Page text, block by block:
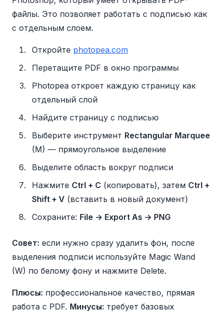
файлы. Это позволяет работать с подписью как
с отдельным слоем.
Откройте photopea.com
Перетащите PDF в окно программы
Photopea откроет каждую страницу как
отдельный слой
Найдите страницу с подписью
Выберите инструмент Rectangular Marquee
(M) — прямоугольное выделение
Выделите область вокруг подписи
Нажмите Ctrl + C (копировать), затем Ctrl +
Shift + V (вставить в новый документ)
Сохраните: File → Export As → PNG
Совет: если нужно сразу удалить фон, после
выделения подписи используйте Magic Wand
(W) по белому фону и нажмите Delete.
Плюсы: профессиональное качество, прямая
работа с PDF. Минусы: требует базовых